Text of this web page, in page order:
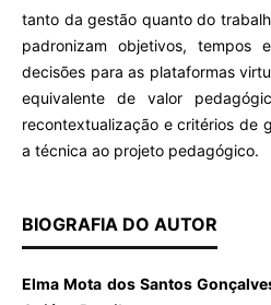
tanto da gestão quanto do
padronizam objetivos, tempos
decisões para as plataformas
equivalente de valor
recontextualização e critérios de
a técnica ao projeto pedagógico.
BIOGRAFIA DO AUTOR
Elma Mota dos Santos